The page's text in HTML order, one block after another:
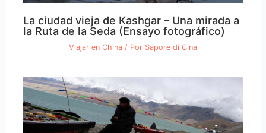
La ciudad vieja de Kashgar – Una mirada a
la Ruta de la Seda (Ensayo fotográfico)
Viajar en China / Por Sapore di Cina